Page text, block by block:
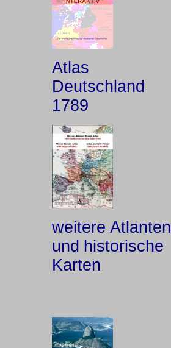
Atlas
Deutschland
1789
weitere Atlanten
und historische
Karten